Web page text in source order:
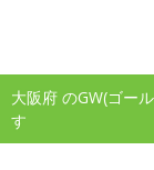
大阪府 のGW(ゴー
す